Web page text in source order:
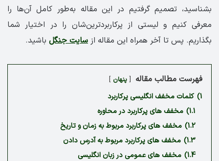
بشناسید، تصمیم گرفتیم در این مقاله به‌طور کامل آن‌ها را
معرفی کنیم و لیستی از پرکاربردترین‌شان را در اختیار شما
بگذاریم. پس تا آخر همراه این مقاله از سایت جنگل باشید.
فهرست مطالب مقاله پنهان
1) کلمات مخفف انگلیسی پرکاربرد
1.1) مخفف های پرکاربرد در محاوره
1.2) مخفف های پرکاربرد مربوط به زمان و تاریخ
1.3) مخفف های پرکاربرد مربوط به آدرس دادن
1.4) مخفف های عمومی در زبان انگلیسی